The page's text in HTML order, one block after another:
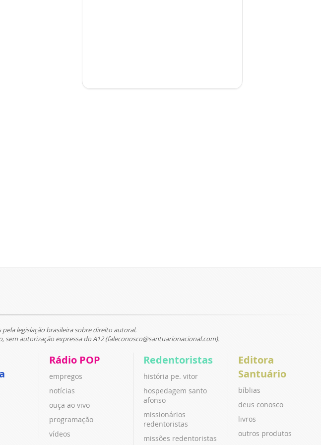
legislação brasileira sobre direito autoral.
autorização expressa do A12 (faleconosco@santuarionacional.com).
Rádio POP
empregos
notícias
ouça ao vivo
programação
vídeos
Redentoristas
história pe. vitor
hospedagem santo
afonso
missionários
redentoristas
missões redentoristas
Editora
Santuário
bíblias
deus conosco
livros
outros produtos